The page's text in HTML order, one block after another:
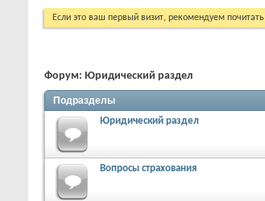
Если это ваш первый визит, рекомендуем почитать
Форум: Юридический раздел
Подразделы
Юридический раздел
Вопросы страхования